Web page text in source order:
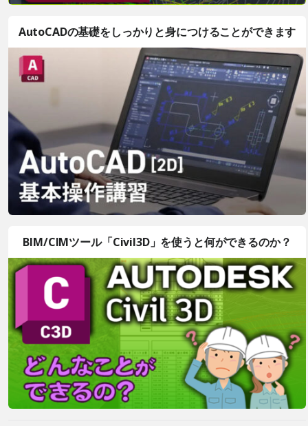
AutoCADの基礎をしっかりと身につけることができます
BIM/CIMツール「Civil3D」を使うと何ができるのか？